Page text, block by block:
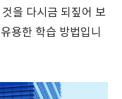
을 다시금 되짚어 보
용한 학습 방법입니